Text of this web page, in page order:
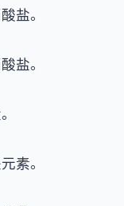
盐。
盐。
素。